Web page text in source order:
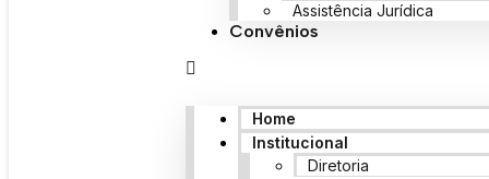
Assistência Jurídica
Convênios
Home
Institucional
Diretoria